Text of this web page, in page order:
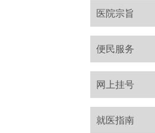
医院宗旨
便民服务
网上挂号
就医指南